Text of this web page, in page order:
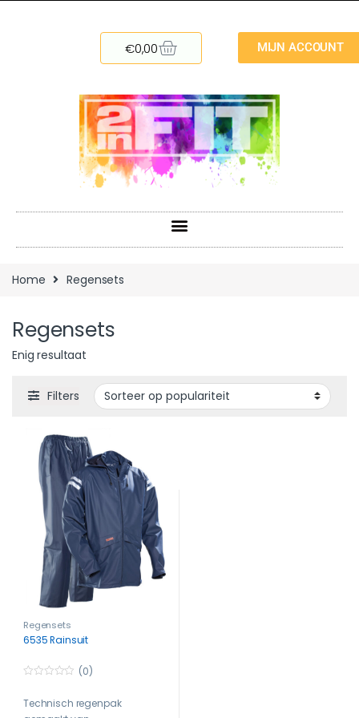
€0,00 MIJN ACCOUNT
Home Regensets
Regensets
Enig resultaat
Filters
Regensets
6535 Rainsuit
u
(0)
Technisch regenpak